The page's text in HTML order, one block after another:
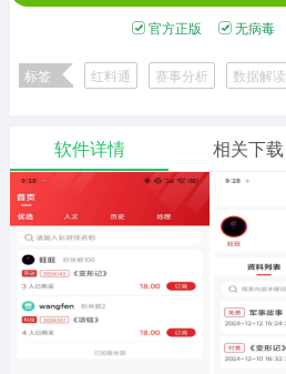
1959款应用
二次元
模拟经营
仙侠手游
三国游戏
3934款应用
我的世界
69款应用
其他
末日游戏
官方正版 无病毒
标签 红料通 赛事分析 数据解读
软件详情 相关下载